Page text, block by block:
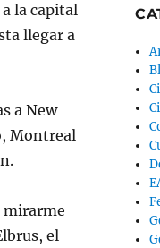
la capital
llegar a
a New
Montreal
mirarme
el